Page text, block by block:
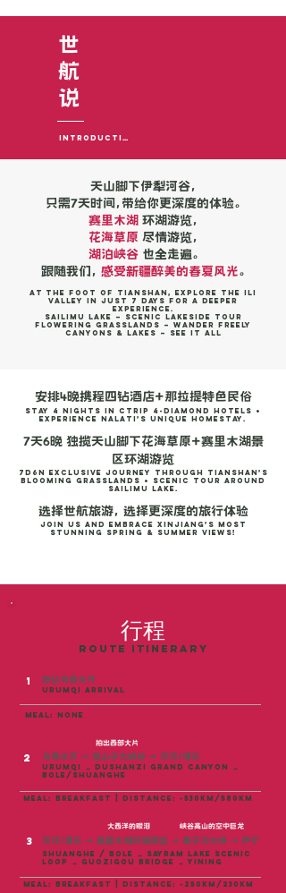
世
​航
​说
Introduction
天山脚下伊犁河谷，
只需7天时间，带给你更深度的体验。
赛里木湖环湖游览，
花海草原 尽情游览，
湖泊峡谷也全走遍。
跟随我们， 感受新疆醉美的春夏风光。
At the foot of Tianshan, explore the Ili
Valley in just 7 days for a deeper
experience.
Sailimu Lake – Scenic lakeside tour
Flowering Grasslands – Wander freely
Canyons & Lakes – See it all
安排4晚携程四钻酒店+那拉提特色民俗
Stay 4 nights in Ctrip 4-diamond hotels +
experience Nalati’s unique homestay.
7天6晚 独揽天山脚下花海草原+赛里木湖景
区环湖游览
7d6n Exclusive journey through Tianshan’s
blooming grasslands + scenic tour around
Sailimu Lake.
选择世航旅游， 选择更深度的旅行体验
Join us and embrace Xinjiang’s most
stunning spring & summer views!
行程
ROUTE ITINERARY
1 抵达乌鲁木齐
urumqi arrival
meal: none
拍出西部大片
2 乌鲁木齐 → 独山子大峡谷 → 双河/博乐
Urumqi → Dushanzi Grand Canyon →
Bole/Shuanghe
meal: breakfast | distance: ~530km/580km
3
大西洋的眼泪 峡谷高山的空中巨龙
双河/博乐 → 赛里木湖环湖游览 → 果子沟大桥 → 伊宁
Shuanghe / Bole → Sayram Lake Scenic
Loop → Guozigou Bridge → Yining
meal: breakfast | distance: ~250KM/230km